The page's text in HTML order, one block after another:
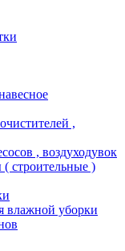
,
, воздуходувок
строительные )
влажной уборки